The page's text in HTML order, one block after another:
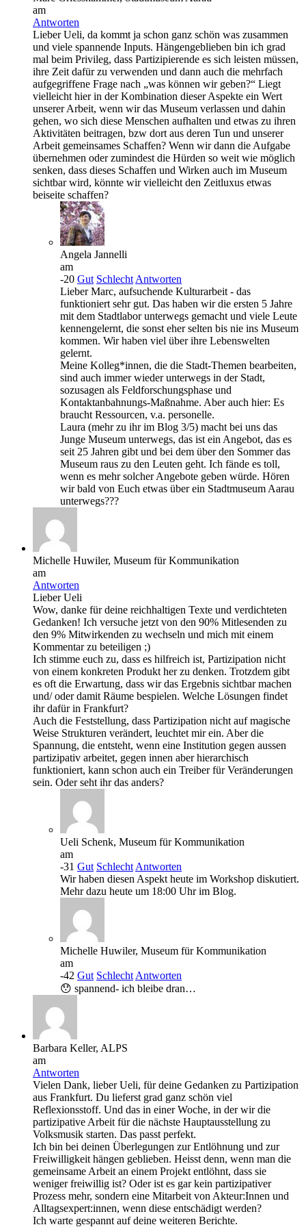
am
Antworten
Lieber Ueli, da kommt ja schon ganz schön was zusammen
und viele spannende Inputs. Hängengeblieben bin ich grad
mal beim Privileg, dass Partizipierende es sich leisten müssen,
ihre Zeit dafür zu verwenden und dann auch die mehrfach
aufgegriffene Frage nach „was können wir geben?“ Liegt
vielleicht hier in der Kombination dieser Aspekte ein Wert
unserer Arbeit, wenn wir das Museum verlassen und dahin
gehen, wo sich diese Menschen aufhalten und etwas zu ihren
Aktivitäten beitragen, bzw dort aus deren Tun und unserer
Arbeit gemeinsames Schaffen? Wenn wir dann die Aufgabe
übernehmen oder zumindest die Hürden so weit wie möglich
senken, dass dieses Schaffen und Wirken auch im Museum
sichtbar wird, könnte wir vielleicht den Zeitluxus etwas
beiseite schaffen?
Angela Jannelli
am
-20 Gut Schlecht Antworten
Lieber Marc, aufsuchende Kulturarbeit - das
funktioniert sehr gut. Das haben wir die ersten 5 Jahre
mit dem Stadtlabor unterwegs gemacht und viele Leute
kennengelernt, die sonst eher selten bis nie ins Museum
kommen. Wir haben viel über ihre Lebenswelten
gelernt.
Meine Kolleg*innen, die die Stadt-Themen bearbeiten,
sind auch immer wieder unterwegs in der Stadt,
sozusagen als Feldforschungsphase und
Kontaktanbahnungs-Maßnahme. Aber auch hier: Es
braucht Ressourcen, v.a. personelle.
Laura (mehr zu ihr im Blog 3/5) macht bei uns das
Junge Museum unterwegs, das ist ein Angebot, das es
seit 25 Jahren gibt und bei dem über den Sommer das
Museum raus zu den Leuten geht. Ich fände es toll,
wenn es mehr solcher Angebote geben würde. Hören
wir bald von Euch etwas über ein Stadtmuseum Aarau
unterwegs???
Michelle Huwiler, Museum für Kommunikation
am
Antworten
Lieber Ueli
Wow, danke für deine reichhaltigen Texte und verdichteten
Gedanken! Ich versuche jetzt von den 90% Mitlesenden zu
den 9% Mitwirkenden zu wechseln und mich mit einem
Kommentar zu beteiligen ;)
Ich stimme euch zu, dass es hilfreich ist, Partizipation nicht
von einem konkreten Produkt her zu denken. Trotzdem gibt
es oft die Erwartung, dass wir das Ergebnis sichtbar machen
und/ oder damit Räume bespielen. Welche Lösungen findet
ihr dafür in Frankfurt?
Auch die Feststellung, dass Partizipation nicht auf magische
Weise Strukturen verändert, leuchtet mir ein. Aber die
Spannung, die entsteht, wenn eine Institution gegen aussen
partizipativ arbeitet, gegen innen aber hierarchisch
funktioniert, kann schon auch ein Treiber für Veränderungen
sein. Oder seht ihr das anders?
Ueli Schenk, Museum für Kommunikation
am
-31 Gut Schlecht Antworten
Wir haben diesen Aspekt heute im Workshop diskutiert.
Mehr dazu heute um 18:00 Uhr im Blog.
Michelle Huwiler, Museum für Kommunikation
am
-42 Gut Schlecht Antworten
😯 spannend- ich bleibe dran…
Barbara Keller, ALPS
am
Antworten
Vielen Dank, lieber Ueli, für deine Gedanken zu Partizipation
aus Frankfurt. Du lieferst grad ganz schön viel
Reflexionsstoff. Und das in einer Woche, in der wir die
partizipative Arbeit für die nächste Hauptausstellung zu
Volksmusik starten. Das passt perfekt.
Ich bin bei deinen Überlegungen zur Entlöhnung und zur
Freiwilligkeit hängen geblieben. Heisst denn, wenn man die
gemeinsame Arbeit an einem Projekt entlöhnt, dass sie
weniger freiwillig ist? Oder ist es gar kein partizipativer
Prozess mehr, sondern eine Mitarbeit von Akteur:Innen und
Alltagsexpert:innen, wenn diese entschädigt werden?
Ich warte gespannt auf deine weiteren Berichte.